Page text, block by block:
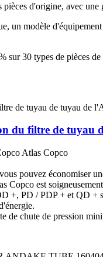
d'origine, avec une
un modèle
sur 30 types de pièces
du filtre de tuyau
Atlas Copco
pouvez économiser
Copco est
+, PD / PDP + et QD +
de chute de pression